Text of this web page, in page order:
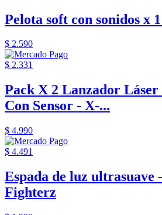
Pelota soft con sonidos x
$ 2.590
$ 2.331
Pack X 2 Lanzador Láser
Con Sensor - X-...
$ 4.990
$ 4.491
Espada de luz ultrasuave
Fighterz